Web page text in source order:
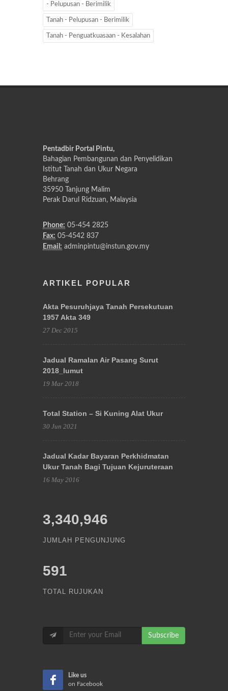
- Pelupusan - Berimilik
Tanah - Pelupusan - Berimilik
Tanah - Penguatkuasaan - Kesalahan
Pentadbir Portal Pintu,
Bahagian Pembangunan dan Penyelidikan
Istitut Tanah dan Ukur Negara
Behrang
35950 Tanjung Malim
Perak Darul Ridzuan, Malaysia
Phone: 05-454 2825
Fax: 05-4542 837
Email: adminpintu@instun.gov.my
ARTIKEL POPULAR
Akta Pesuruhjaya Tanah Persekutuan
1957 Akta 349
27 Dec 2015
Jadual Ramalan Air Pasang Surut
2018_lumut
19 Mar 2018
Total Station – Si Kuning Alat Ukur
30 Jun 2021
Jadual Kadar Bayaran Perkhidmatan
Ukur Tanah Bagi Tujuan Kejuruteraan
16 May 2016
3,340,946
JUMLAH PENGUNJUNG
591
TOTAL RUJUKAN
Subscribe
Like us
on Facebook